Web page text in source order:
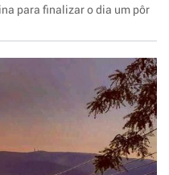
para finalizar o dia um pôr